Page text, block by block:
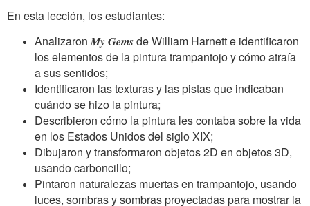
En esta lección, los estudiantes:
AnalizaronMy Gemsde William Harnett e identificaron
los elementos de la pintura trampantojo y cómo atraía
a sus sentidos;
Identificaron las texturas y las pistas que indicaban
cuándo se hizo la pintura;
Describieron cómo la pintura les contaba sobre la vida
en los Estados Unidos del siglo XIX;
Dibujaron y transformaron objetos 2D en objetos 3D,
usando carboncillo;
Pintaron naturalezas muertas en trampantojo, usando
luces, sombras y sombras proyectadas para mostrar la